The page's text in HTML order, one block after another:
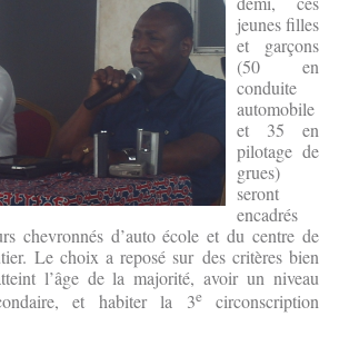
jeunes filles
et garçons
(50 en
conduite
automobile
et 35 en
pilotage de
grues)
seront
encadrés
chevronnés d’auto école et du centre de
Le choix a reposé sur des critères bien
l’âge de la majorité, avoir un niveau
et habiter la 3ecirconscription